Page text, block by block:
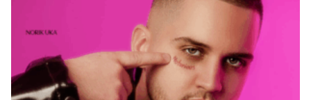
përzierje tingujsh dhe emocionesh që pasqyrojnë
stilin e njohur të Redonit, por edhe një qasje...